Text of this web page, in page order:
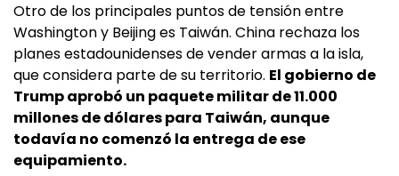
Otro de los principales puntos de tensión entre
Washington y Beijing es Taiwán. China rechaza los
planes estadounidenses de vender armas a la isla,
que considera parte de su territorio. El gobierno de
Trump aprobó un paquete militar de 11.000
millones de dólares para Taiwán, aunque
todavía no comenzó la entrega de ese
equipamiento.